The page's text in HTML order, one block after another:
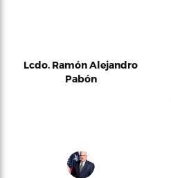
Lcdo. Ramón Alejandro
Pabón